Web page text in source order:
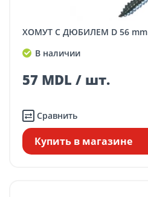
ХОМУТ С ДЮБИЛЕМ D 56 mm
В наличии
57 MDL / шт.
Сравнить
Купить в магазине